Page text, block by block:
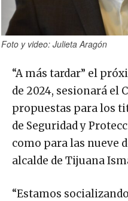
Foto y video: Julieta Aragón
“A más tardar” el
de 2024, sesionará el
propuestas para los
de Seguridad y
como para las nueve
alcalde de Tijuana
“Estamos